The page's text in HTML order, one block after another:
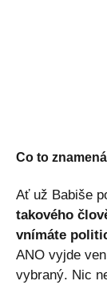
Co to
Ať už Babiše
takového
vnímáte
ANO vyjde
vybraný. Nic